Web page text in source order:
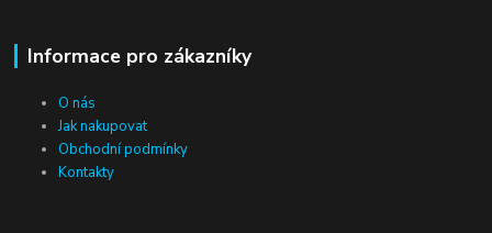
Informace pro zákazníky
O nás
Jak nakupovat
Obchodní podmínky
Kontakty